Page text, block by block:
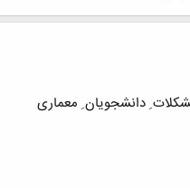
دانشجویان ِ معماری